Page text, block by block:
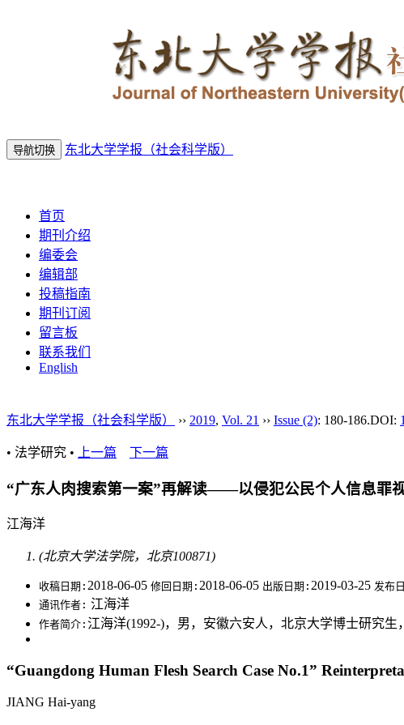
导航切换 东北大学学报（社会科学版）
首页
期刊介绍
编委会
编辑部
投稿指南
期刊订阅
留言板
联系我们
English
东北大学学报（社会科学版） ›› 2019, Vol. 21 ›› Issue (2): 180-186.DOI:
• 法学研究 • 上一篇 下一篇
“广东人肉搜索第一案”再解读——以侵犯公民个人信息罪
江海洋
(北京大学法学院，北京100871)
收稿日期: 2018-06-05 修回日期: 2018-06-05 出版日期: 2019-03-25 发布
通讯作者: 江海洋
作者简介: 江海洋(1992-)，男，安徽六安人，北京大学博士研究生
“Guangdong Human Flesh Search Case No.1”
JIANG Hai-yang